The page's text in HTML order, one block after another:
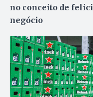
no conceito de
negócio